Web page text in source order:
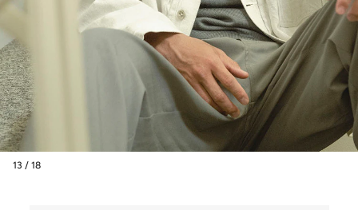
13 / 18